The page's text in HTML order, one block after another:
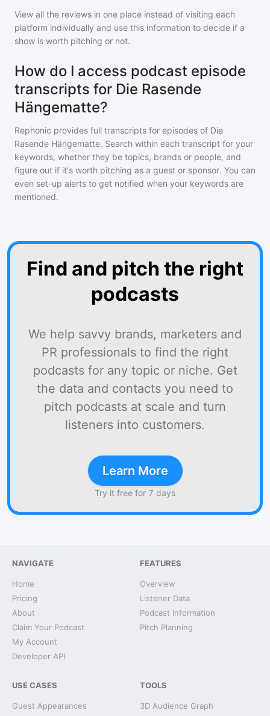
View all the reviews in one place instead of visiting each
platform individually and use this information to decide if a
show is worth pitching or not.
How do I access podcast episode
transcripts for Die Rasende
Hängematte?
Rephonic provides full transcripts for episodes of Die
Rasende Hängematte. Search within each transcript for your
keywords, whether they be topics, brands or people, and
figure out if it's worth pitching as a guest or sponsor. You can
even set-up alerts to get notified when your keywords are
mentioned.
Find and pitch the right
podcasts
We help savvy brands, marketers and
PR professionals to find the right
podcasts for any topic or niche. Get
the data and contacts you need to
pitch podcasts at scale and turn
listeners into customers.
Learn More
Try it free for 7 days
NAVIGATE
Home
Pricing
About
Claim Your Podcast
My Account
Developer API
FEATURES
Overview
Listener Data
Podcast Information
Pitch Planning
USE CASES
Guest Appearances
TOOLS
3D Audience Graph